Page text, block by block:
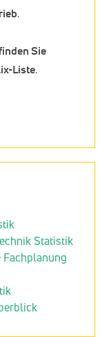
.
finden Sie
Liste.
Statistik